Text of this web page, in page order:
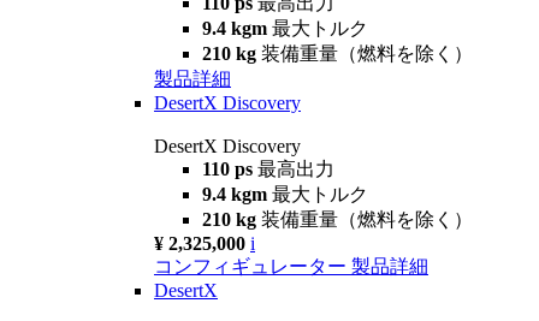
9.4 kgm 最大トルク
210 kg 装備重量（燃料を除く）
製品詳細
DesertX Discovery
DesertX Discovery
110 ps 最高出力
9.4 kgm 最大トルク
210 kg 装備重量（燃料を除く）
¥ 2,325,000 i
コンフィギュレーター 製品詳細
DesertX